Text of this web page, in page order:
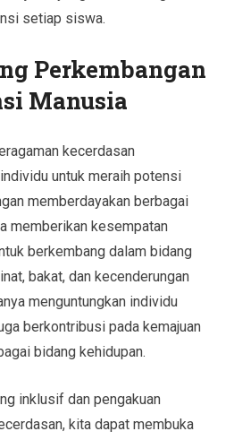
setiap siswa.
Perkembangan
Manusia
kecerdasan
untuk meraih potensi
memberdayakan berbagai
memberikan kesempatan
berkembang dalam bidang
bakat, dan kecenderungan
menguntungkan individu
berkontribusi pada kemajuan
bidang kehidupan.
inklusif dan pengakuan
kita dapat membuka